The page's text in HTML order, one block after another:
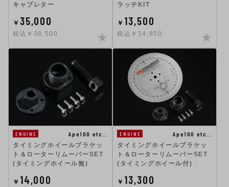
キャブレター
￥ 35,000
税込￥38,500
ラッチKIT
￥ 13,500
税込￥14,850
ENGINE
Ape100 etc…
タイミングホイールブラケッ
ト＆ローターリムーバーSET
(タイミングホイール無)
￥ 14,000
ENGINE
Ape100 etc…
タイミングホイールブラケッ
ト＆ローターリムーバーSET
(タイミングホイール付)
￥ 13,300